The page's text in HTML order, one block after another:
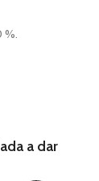
%.
a dar